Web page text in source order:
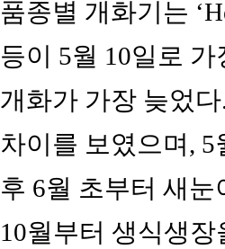
품종별 개화기는
등이 5월 10일로 가
개화가 가장 늦었
차이를 보였으며,
후 6월 초부터 새
10월부터 생식생